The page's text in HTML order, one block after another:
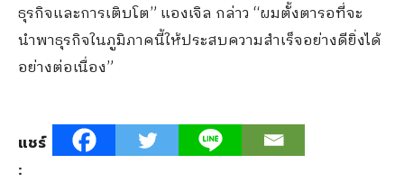
ธุรกิจและการเติบโต” แองเจิล กล่าว “ผมตั้งตารอที่จะ
นำพาธุรกิจในภูมิภาคนี้ให้ประสบความสำเร็จอย่างดียิ่งได้
อย่างต่อเนื่อง”
แชร์
: